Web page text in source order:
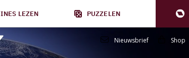
LEZEN PUZZELEN
Nieuwsbrief Shop